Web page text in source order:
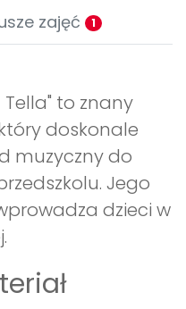
zajęć 1
to znany
doskonale
muzyczny do
Jego
dzieci w